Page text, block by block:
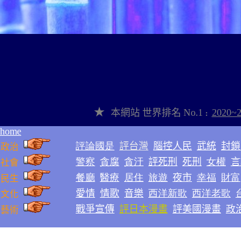
★ 本網站 世界排名 No.1 : 2020~2
home
政治 評論國是 評台灣 腦控人民 武統 封
社會 警察 貪腐 貪汙 評死刑 死刑 女權
民生 餐廳 醫療 居住 旅遊 夜市 幸福 財富
文化 愛情 情歌 音樂 西洋新歌 西洋老歌
藝術 戰爭宣傳 評日本漫畫 評美國漫畫 政